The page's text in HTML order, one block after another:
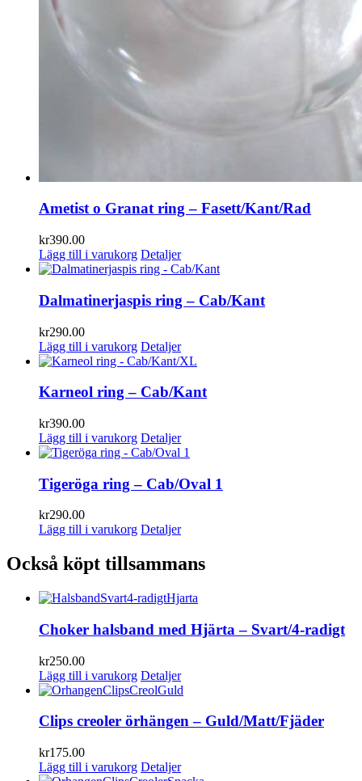
Ametist o Granat ring – Fasett/Kant/Rad
kr390.00
Lägg till i varukorg Detaljer
Dalmatinerjaspis ring – Cab/Kant
kr290.00
Lägg till i varukorg Detaljer
Karneol ring – Cab/Kant
kr390.00
Lägg till i varukorg Detaljer
Tigeröga ring – Cab/Oval 1
kr290.00
Lägg till i varukorg Detaljer
Också köpt tillsammans
Choker halsband med Hjärta – Svart/4-radigt
kr250.00
Lägg till i varukorg Detaljer
Clips creoler örhängen – Guld/Matt/Fjäder
kr175.00
Lägg till i varukorg Detaljer